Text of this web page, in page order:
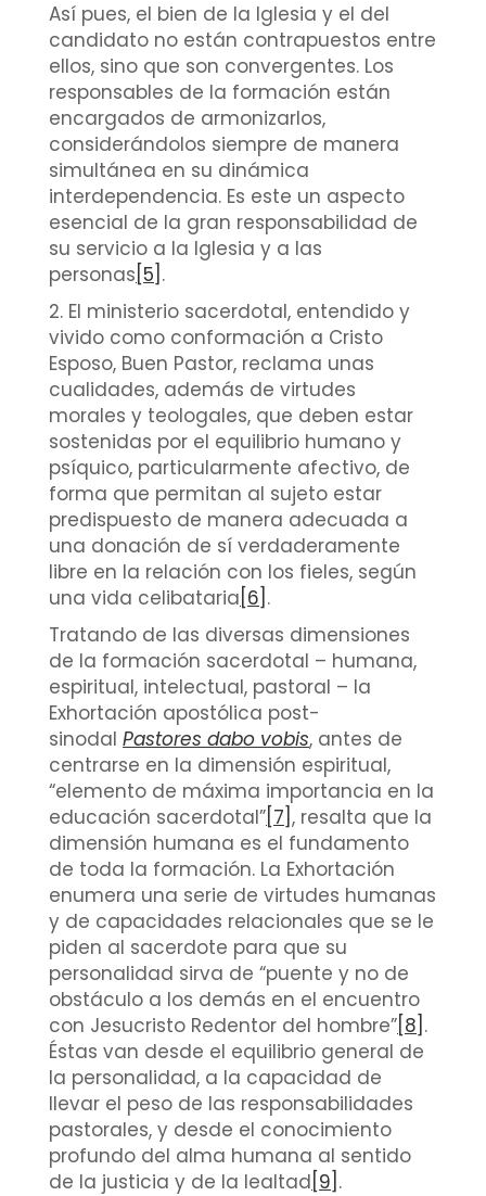
Así pues, el bien de la Iglesia y el del
candidato no están contrapuestos entre
ellos, sino que son convergentes. Los
responsables de la formación están
encargados de armonizarlos,
considerándolos siempre de manera
simultánea en su dinámica
interdependencia. Es este un aspecto
esencial de la gran responsabilidad de
su servicio a la Iglesia y a las
personas [5] .
2. El ministerio sacerdotal, entendido y
vivido como conformación a Cristo
Esposo, Buen Pastor, reclama unas
cualidades, además de virtudes
morales y teologales, que deben estar
sostenidas por el equilibrio humano y
psíquico, particularmente afectivo, de
forma que permitan al sujeto estar
predispuesto de manera adecuada a
una donación de sí verdaderamente
libre en la relación con los fieles, según
una vida celibataria [6] .
Tratando de las diversas dimensiones
de la formación sacerdotal – humana,
espiritual, intelectual, pastoral – la
Exhortación apostólica post-
sinodal Pastores dabo vobis, antes de
centrarse en la dimensión espiritual,
“elemento de máxima importancia en la
educación sacerdotal” [7] , resalta que la
dimensión humana es el fundamento
de toda la formación. La Exhortación
enumera una serie de virtudes humanas
y de capacidades relacionales que se le
piden al sacerdote para que su
personalidad sirva de “puente y no de
obstáculo a los demás en el encuentro
con Jesucristo Redentor del hombre” [8] .
Éstas van desde el equilibrio general de
la personalidad, a la capacidad de
llevar el peso de las responsabilidades
pastorales, y desde el conocimiento
profundo del alma humana al sentido
de la justicia y de la lealtad [9] .